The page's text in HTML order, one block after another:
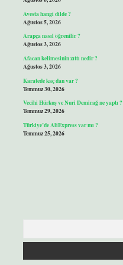
Avesta hangi dilde ?
Ağustos 5, 2026
Arapça nasıl öğrenilir ?
Ağustos 3, 2026
Afacan kelimesinin zıttı nedir ?
Ağustos 3, 2026
Karatede kaç dan var ?
Temmuz 30, 2026
Vecihi Hürkuş ve Nuri Demirağ ne yaptı ?
Temmuz 29, 2026
Türkiye’de AliExpress var mı ?
Temmuz 25, 2026